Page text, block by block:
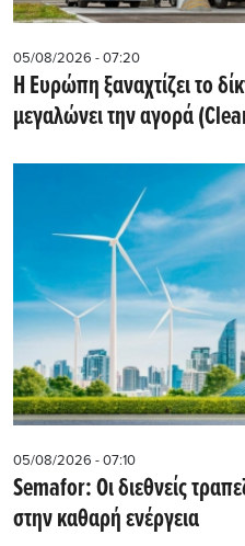
05/08/2026 - 07:20
Η Ευρώπη ξαναχτίζει το
μεγαλώνει την αγορά
05/08/2026 - 07:10
Semafor: Οι διεθνείς
στην καθαρή ενέργεια